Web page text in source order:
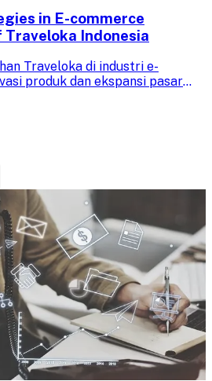
in E-commerce
Traveloka Indonesia
Traveloka di industri e-
produk dan ekspansi pasar